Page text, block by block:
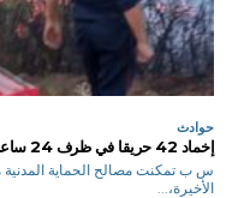
حوادث
إخماد 42 حريقا في ظرف 24 ساعة
الأخيرة،...